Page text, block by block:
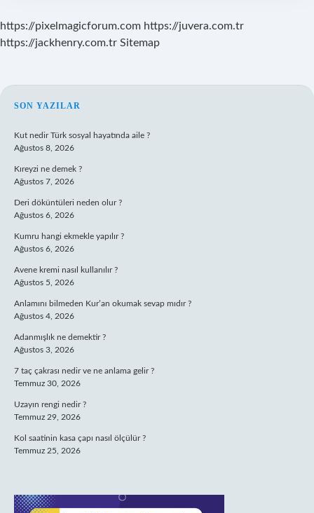
https://pixelmagicforum.com https://juvera.com.tr
https://jackhenry.com.tr Sitemap
SIDEBAR
SON YAZILAR
Kut nedir Türk sosyal hayatında aile ?
Ağustos 8, 2026
Kıreyzi ne demek ?
Ağustos 7, 2026
Deri döküntüleri neden olur ?
Ağustos 6, 2026
Kumru hangi ekmekle yapılır ?
Ağustos 6, 2026
Avene kremi nasıl kullanılır ?
Ağustos 5, 2026
Anlamını bilmeden Kur’an okumak sevap mıdır ?
Ağustos 4, 2026
Adanmışlık ne demektir ?
Ağustos 3, 2026
7 taç çakrası nedir ve ne anlama gelir ?
Temmuz 30, 2026
Uzayın rengi nedir ?
Temmuz 29, 2026
Kol saatinin kasa çapı nasıl ölçülür ?
Temmuz 25, 2026